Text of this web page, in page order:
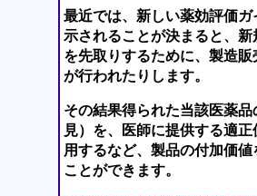
最近では、新しい薬効評価ガ
示されることが決まると、新
を先取りするために、製造
が行われたりします。
その結果得られた当該医薬
見）を、医師に提供する適
用するなど、製品の付加価値
ことができます。